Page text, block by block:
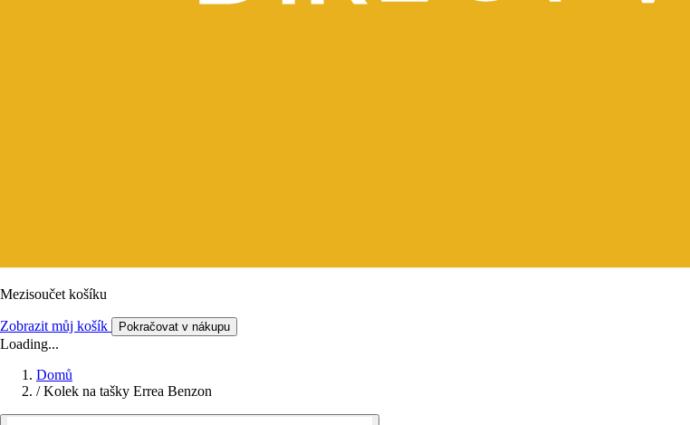
Mezisoučet košíku
Zobrazit můj košík Pokračovat v nákupu
Loading...
Domů
/ Kolek na tašky Errea Benzon